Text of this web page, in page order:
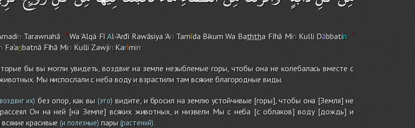
nTarawnahā Wa 'Alqá FīAl-'Arđi Rawāsiya 'AnTamīda BikumWa Baththa Fīhā MinKulli Dābbatin
Fa'anbatnā Fīhā MinKulli ZawjinKarīmin
бы вы могли увидеть, воздвиг на земле незыблемые горы, чтобы она не колебалась вместе с
Мы ниспослали с неба воду и взрастили там всякие благородные виды.
их) без опор, как вы(это) видите, и бросил на землю устойчивые [горы], чтобы она [Земля] не
Он на ней [на Земле] всяких животных, и низвели Мы с неба [с облаков] воду [дождь] и
красивые (и полезные) пары(растений).